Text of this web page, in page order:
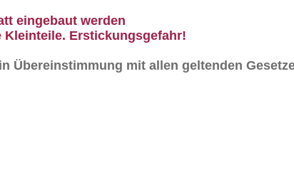
eingebaut werden
Erstickungsgefahr!
Übereinstimmung mit allen geltenden